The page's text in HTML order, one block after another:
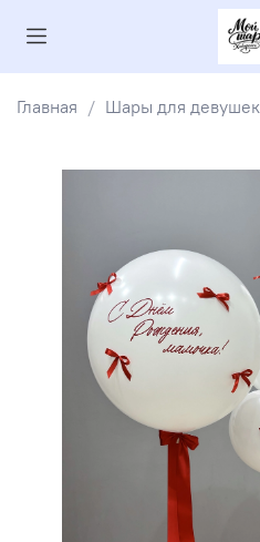
Главная Шары для девушек